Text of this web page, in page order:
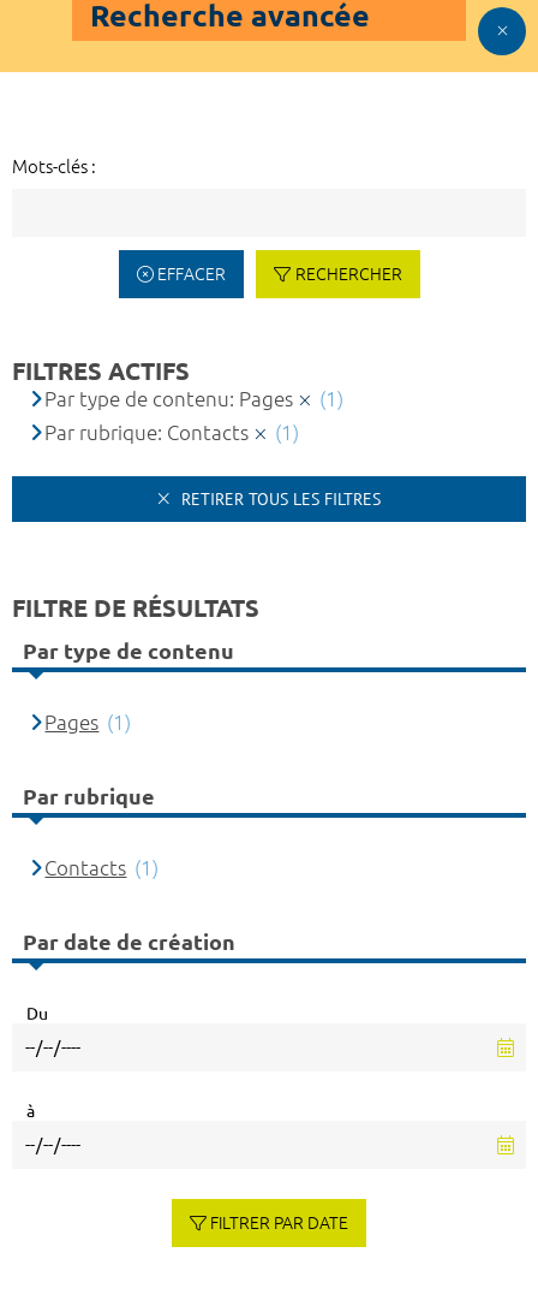
Recherche avancée
Mots-clés :
EFFACER RECHERCHER
FILTRES ACTIFS
Par type de contenu: Pages
(1)
Par rubrique: Contacts
(1)
RETIRER TOUS LES FILTRES
FILTRE DE RÉSULTATS
Par type de contenu
Pages (1)
Par rubrique
Contacts (1)
Par date de création
Du
à
FILTRER PAR DATE